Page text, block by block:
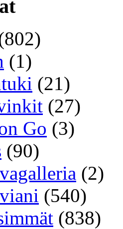
(1)
(21)
(27)
Go (3)
(90)
(2)
(540)
(838)